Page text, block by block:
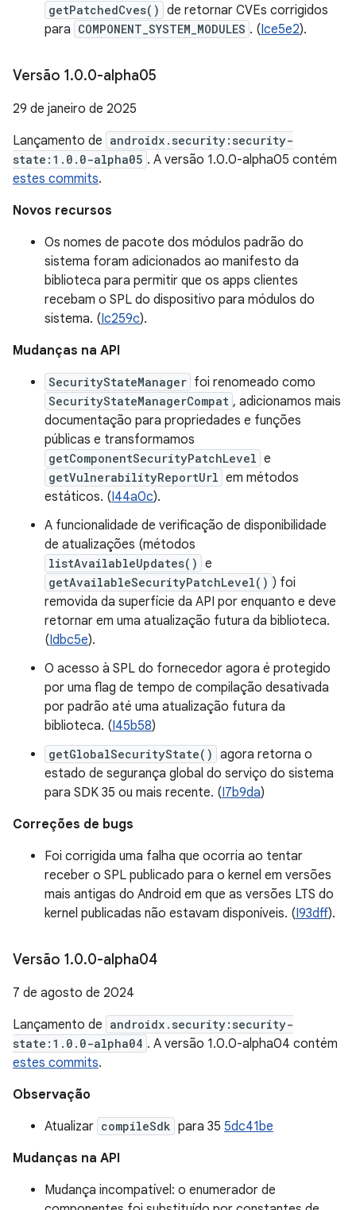
getPatchedCves() de retornar CVEs corrigidos
para COMPONENT_SYSTEM_MODULES . (Ice5e2).
Versão 1.0.0-alpha05
29 de janeiro de 2025
Lançamento de androidx.security:security-
state:1.0.0-alpha05 . A versão 1.0.0-alpha05 contém
estes commits.
Novos recursos
Os nomes de pacote dos módulos padrão do
sistema foram adicionados ao manifesto da
biblioteca para permitir que os apps clientes
recebam o SPL do dispositivo para módulos do
sistema. (Ic259c).
Mudanças na API
SecurityStateManager foi renomeado como
SecurityStateManagerCompat , adicionamos mais
documentação para propriedades e funções
públicas e transformamos
getComponentSecurityPatchLevel e
getVulnerabilityReportUrl em métodos
estáticos. (I44a0c).
A funcionalidade de verificação de disponibilidade
de atualizações (métodos
listAvailableUpdates() e
getAvailableSecurityPatchLevel() ) foi
removida da superfície da API por enquanto e deve
retornar em uma atualização futura da biblioteca.
(Idbc5e).
O acesso à SPL do fornecedor agora é protegido
por uma flag de tempo de compilação desativada
por padrão até uma atualização futura da
biblioteca. (I45b58)
getGlobalSecurityState() agora retorna o
estado de segurança global do serviço do sistema
para SDK 35 ou mais recente. (I7b9da)
Correções de bugs
Foi corrigida uma falha que ocorria ao tentar
receber o SPL publicado para o kernel em versões
mais antigas do Android em que as versões LTS do
kernel publicadas não estavam disponíveis. (I93dff).
Versão 1.0.0-alpha04
7 de agosto de 2024
Lançamento de androidx.security:security-
state:1.0.0-alpha04 . A versão 1.0.0-alpha04 contém
estes commits.
Observação
Atualizar compileSdk para 35 5dc41be
Mudanças na API
Mudança incompatível: o enumerador de